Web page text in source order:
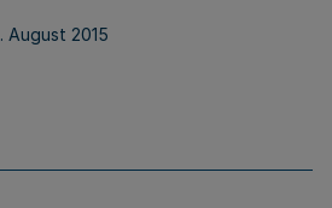
August 2015